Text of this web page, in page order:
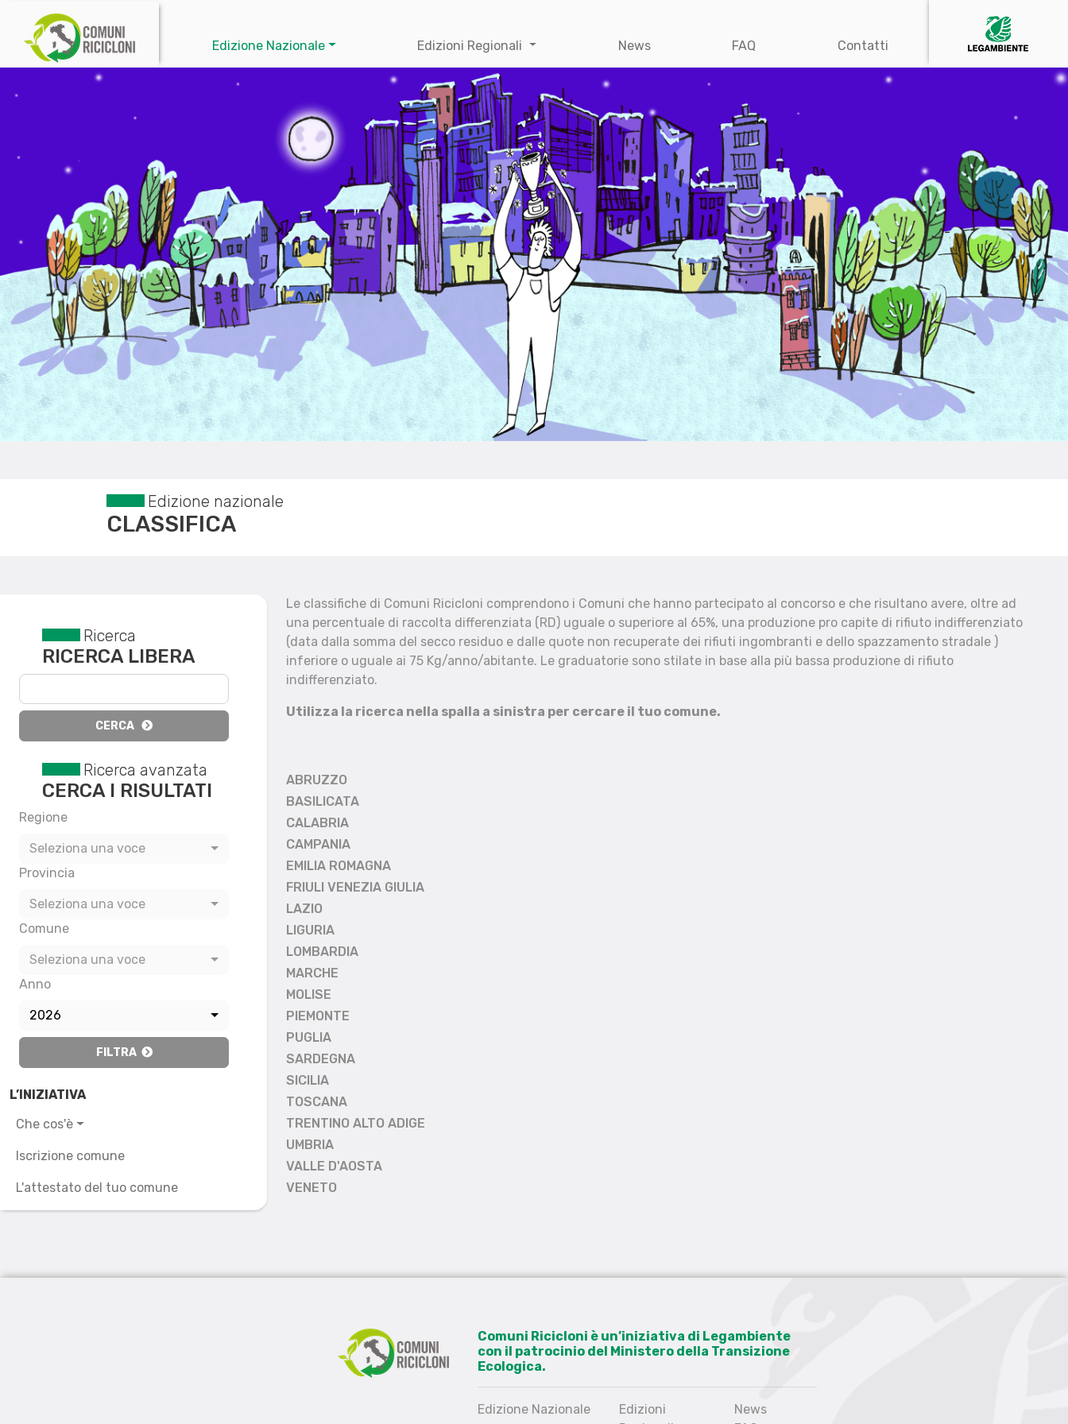
Edizione Nazionale Edizioni Regionali News FAQ Contatti
Edizione nazionale
CLASSIFICA
Reset filtri
Ricerca
RICERCA LIBERA
CERCA
Ricerca avanzata
CERCA I RISULTATI
Regione
Seleziona una voce
Provincia
Seleziona una voce
Comune
Seleziona una voce
Anno
2026
FILTRA
L’INIZIATIVA
Che cos'è
Iscrizione comune
L'attestato del tuo comune
Le classifiche di Comuni Ricicloni comprendono i Comuni che hanno partecipato al concorso e che risultano avere, oltre ad
una percentuale di raccolta differenziata (RD) uguale o superiore al 65%, una produzione pro capite di rifiuto indifferenziato
(data dalla somma del secco residuo e dalle quote non recuperate dei rifiuti ingombranti e dello spazzamento stradale )
inferiore o uguale ai 75 Kg/anno/abitante. Le graduatorie sono stilate in base alla più bassa produzione di rifiuto
indifferenziato.
Utilizza la ricerca nella spalla a sinistra per cercare il tuo comune.
ABRUZZO
BASILICATA
CALABRIA
CAMPANIA
EMILIA ROMAGNA
FRIULI VENEZIA GIULIA
LAZIO
LIGURIA
LOMBARDIA
MARCHE
MOLISE
PIEMONTE
PUGLIA
SARDEGNA
SICILIA
TOSCANA
TRENTINO ALTO ADIGE
UMBRIA
VALLE D'AOSTA
VENETO
Comuni Ricicloni è un’iniziativa di Legambiente
con il patrocinio del Ministero della Transizione
Ecologica.
Edizione Nazionale
Edizioni
News